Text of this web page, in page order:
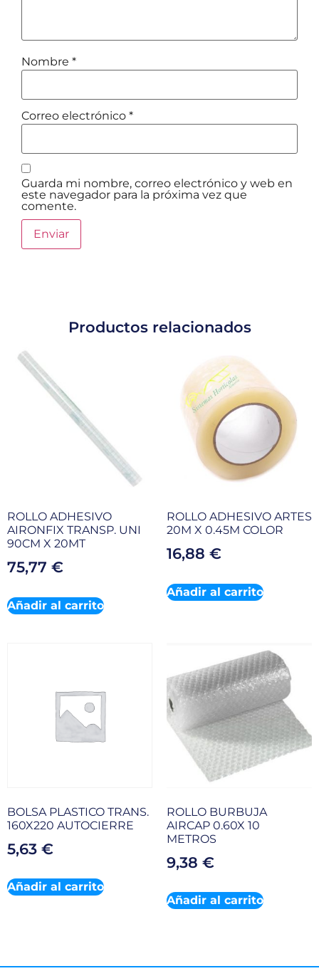
Nombre *
Correo electrónico *
Guarda mi nombre, correo electrónico y web en
este navegador para la próxima vez que
comente.
Productos relacionados
ROLLO ADHESIVO
AIRONFIX TRANSP. UNI
90CM X 20MT
75,77 €
Añadir al carrito
ROLLO ADHESIVO ARTES
20M X 0.45M COLOR
16,88 €
Añadir al carrito
BOLSA PLASTICO TRANS.
160X220 AUTOCIERRE
5,63 €
Añadir al carrito
ROLLO BURBUJA
AIRCAP 0.60X 10
METROS
9,38 €
Añadir al carrito